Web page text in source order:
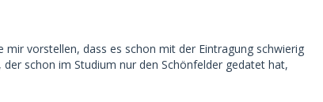
mir vorstellen, dass es schon mit der Eintragung schwierig
schon im Studium nur den Schönfelder gedatet hat,